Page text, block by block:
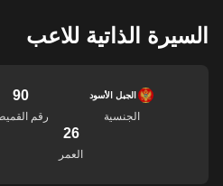
السيرة الذاتية للاعب
الجبل الأسود
الجنسية
90
رقم
26
العمر